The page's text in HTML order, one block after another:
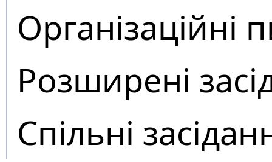
Організаційні
Розширені
Спільні